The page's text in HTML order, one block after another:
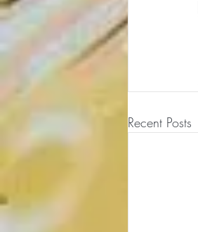
Recent Posts